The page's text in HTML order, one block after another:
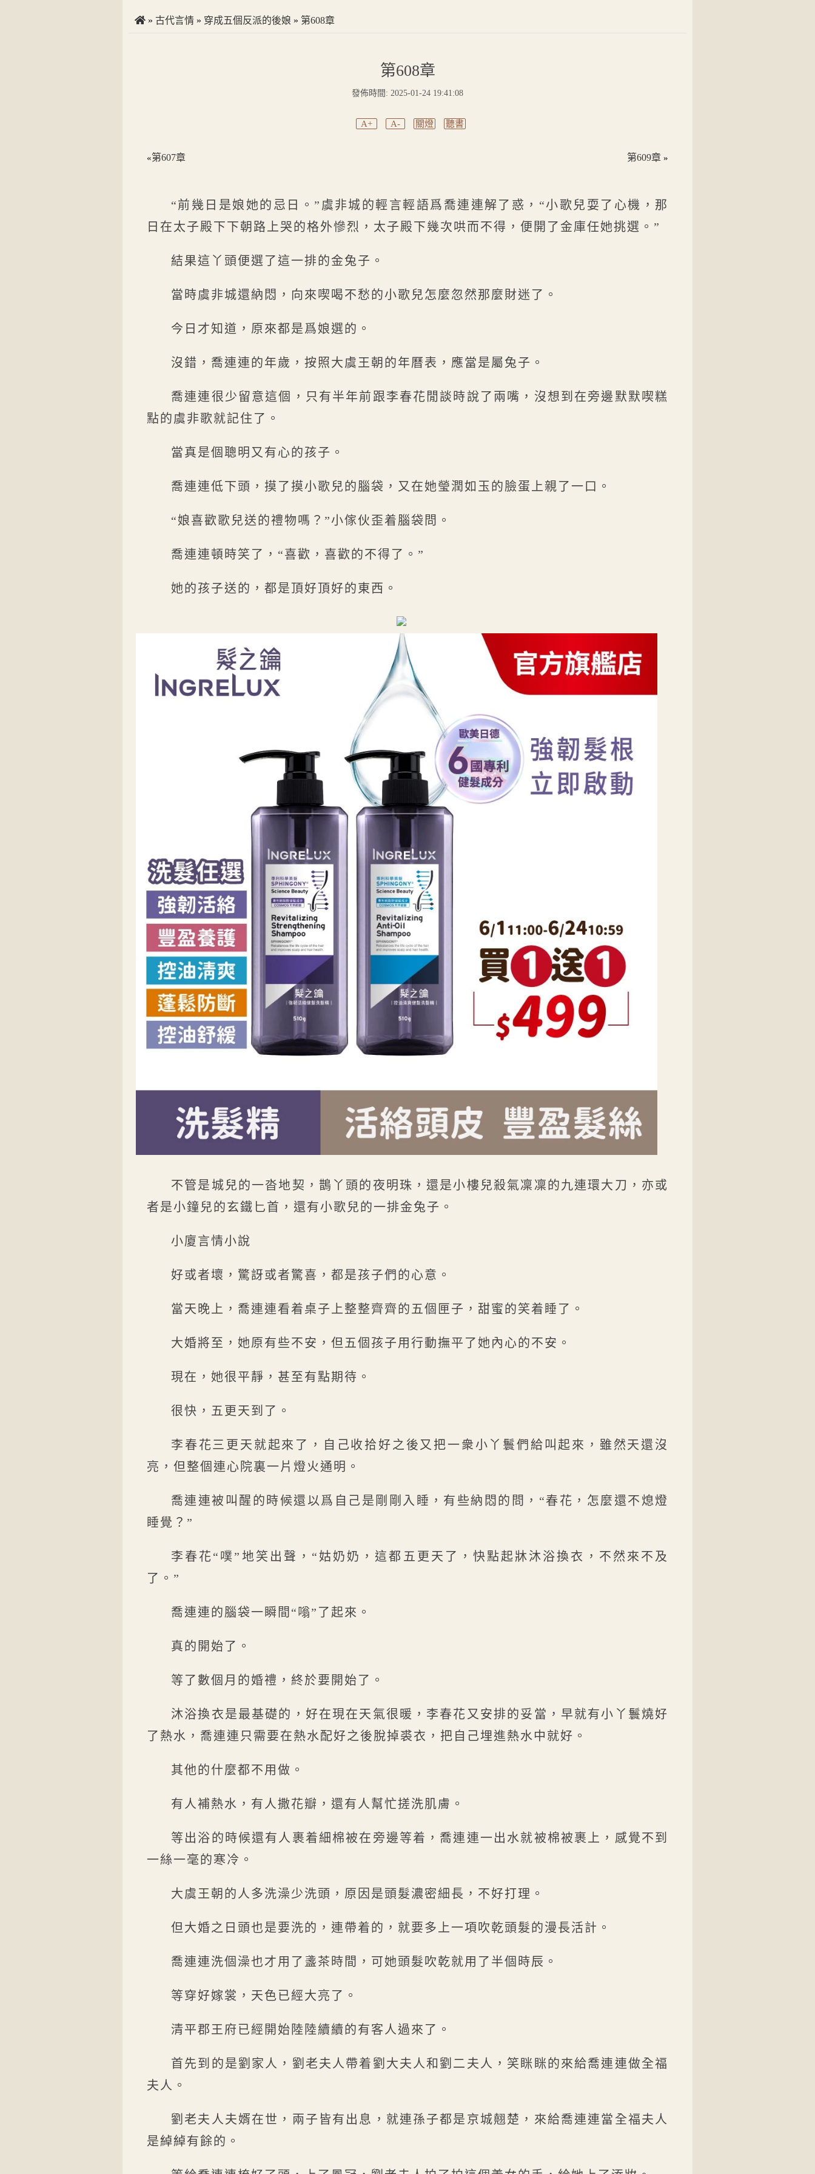
» 古代言情 » 穿成五個反派的後娘 » 第608章
第608章
發佈時間: 2025-01-24 19:41:08
A+ A- 關燈 聽書
«第607章 第609章»
“前幾日是娘她的忌日。”虞非城的輕言輕語爲喬連連解了惑，“小歌兒耍了心機，那
日在太子殿下下朝路上哭的格外慘烈，太子殿下幾次哄而不得，便開了金庫任她挑選。”
結果這丫頭便選了這一排的金兔子。
當時虞非城還納悶，向來喫喝不愁的小歌兒怎麼忽然那麼財迷了。
今日才知道，原來都是爲娘選的。
沒錯，喬連連的年歲，按照大虞王朝的年曆表，應當是屬兔子。
喬連連很少留意這個，只有半年前跟李春花閒談時說了兩嘴，沒想到在旁邊默默喫糕
點的虞非歌就記住了。
當真是個聰明又有心的孩子。
喬連連低下頭，摸了摸小歌兒的腦袋，又在她瑩潤如玉的臉蛋上親了一口。
“娘喜歡歌兒送的禮物嗎？”小傢伙歪着腦袋問。
喬連連頓時笑了，“喜歡，喜歡的不得了。”
她的孩子送的，都是頂好頂好的東西。
不管是城兒的一沓地契，鵲丫頭的夜明珠，還是小樓兒殺氣凜凜的九連環大刀，亦或
者是小鐘兒的玄鐵匕首，還有小歌兒的一排金兔子。
小廈言情小說
好或者壞，驚訝或者驚喜，都是孩子們的心意。
當天晚上，喬連連看着桌子上整整齊齊的五個匣子，甜蜜的笑着睡了。
大婚將至，她原有些不安，但五個孩子用行動撫平了她內心的不安。
現在，她很平靜，甚至有點期待。
很快，五更天到了。
李春花三更天就起來了，自己收拾好之後又把一衆小丫鬟們給叫起來，雖然天還沒
亮，但整個連心院裏一片燈火通明。
喬連連被叫醒的時候還以爲自己是剛剛入睡，有些納悶的問，“春花，怎麼還不熄燈
睡覺？”
李春花“噗”地笑出聲，“姑奶奶，這都五更天了，快點起牀沐浴換衣，不然來不及
了。”
喬連連的腦袋一瞬間“嗡”了起來。
真的開始了。
等了數個月的婚禮，終於要開始了。
沐浴換衣是最基礎的，好在現在天氣很暖，李春花又安排的妥當，早就有小丫鬟燒好
了熱水，喬連連只需要在熱水配好之後脫掉裘衣，把自己埋進熱水中就好。
其他的什麼都不用做。
有人補熱水，有人撒花瓣，還有人幫忙搓洗肌膚。
等出浴的時候還有人裹着細棉被在旁邊等着，喬連連一出水就被棉被裹上，感覺不到
一絲一毫的寒冷。
大虞王朝的人多洗澡少洗頭，原因是頭髮濃密細長，不好打理。
但大婚之日頭也是要洗的，連帶着的，就要多上一項吹乾頭髮的漫長活計。
喬連連洗個澡也才用了盞茶時間，可她頭髮吹乾就用了半個時辰。
等穿好嫁裳，天色已經大亮了。
清平郡王府已經開始陸陸續續的有客人過來了。
首先到的是劉家人，劉老夫人帶着劉大夫人和劉二夫人，笑眯眯的來給喬連連做全福
夫人。
劉老夫人夫婿在世，兩子皆有出息，就連孫子都是京城翹楚，來給喬連連當全福夫人
是綽綽有餘的。